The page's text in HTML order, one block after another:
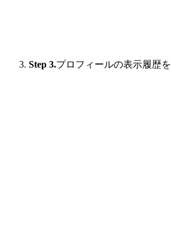
Step 3.プロフィールの表示履歴